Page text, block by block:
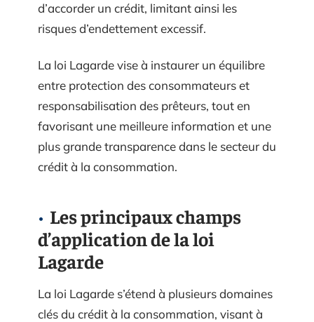
d’accorder un crédit, limitant ainsi les
risques d’endettement excessif.
La loi Lagarde vise à instaurer un équilibre
entre protection des consommateurs et
responsabilisation des prêteurs, tout en
favorisant une meilleure information et une
plus grande transparence dans le secteur du
crédit à la consommation.
Les principaux champs
d’application de la loi
Lagarde
La loi Lagarde s’étend à plusieurs domaines
clés du crédit à la consommation, visant à